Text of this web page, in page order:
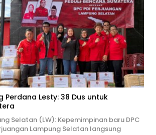
Perdana Lesty: 38 Dus untuk
Selatan (LW): Kepemimpinan baru DPC
Lampung Selatan langsung